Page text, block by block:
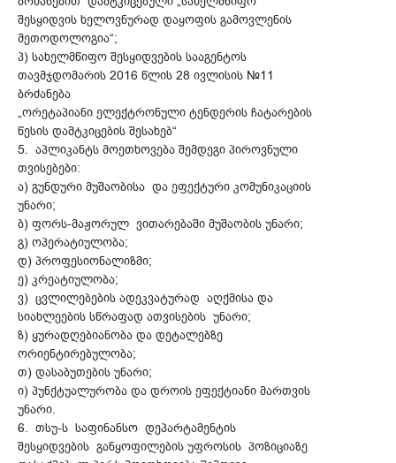
შესყიდვის ხელოვნურად დაყოფის გამოვლენის
მეთოდოლოგია“;
პ) სახელმწიფო შესყიდვების სააგენტოს
თავმჯდომარის 2016 წლის 28 ივლისის №11
ბრძანება
„ორეტაპიანი ელექტრონული ტენდერის ჩატარების
წესის დამტკიცების შესახებ“
5. აპლიკანტს მოეთხოვება შემდეგი პიროვნული
თვისებები:
ა) გუნდური მუშაობისა და ეფექტური კომუნიკაციის
უნარი;
ბ) ფორს-მაჟორულ ვითარებაში მუშაობის უნარი;
გ) ოპერატიულობა;
დ) პროფესიონალიზმი;
ე) კრეატიულობა;
ვ) ცვლილებების ადეკვატურად აღქმისა და
სიახლეების სწრაფად ათვისების უნარი;
ზ) ყურადღებიანობა და დეტალებზე
ორიენტირებულობა;
თ) დასაბუთების უნარი;
ი) პუნქტუალურობა და დროის ეფექტიანი მართვის
უნარი.
6. თსუ-ს საფინანსო დეპარტამენტის
შესყიდვების განყოფილების უფროსის პოზიციაზე